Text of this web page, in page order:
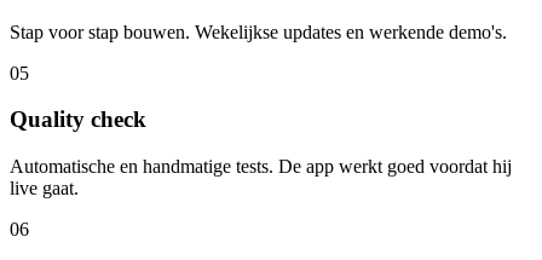
Stap voor stap bouwen. Wekelijkse updates en werkende demo's.
05
Quality check
Automatische en handmatige tests. De app werkt goed voordat hij
live gaat.
06